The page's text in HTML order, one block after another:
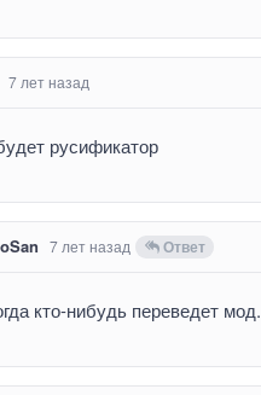
7 лет назад
русификатор
7 лет назад Ответ
кто-нибудь переведет мод.